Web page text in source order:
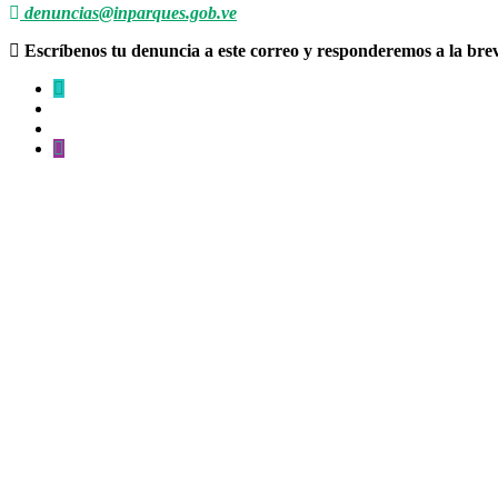
denuncias@inparques.gob.ve
Escríbenos tu denuncia a este correo y responderemos a la